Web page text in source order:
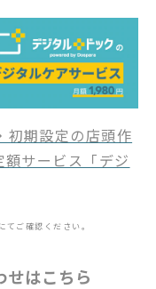
初期設定の店頭作
サービス「デジ
ご確認ください。
せはこちら